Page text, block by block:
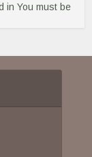
You must be
in